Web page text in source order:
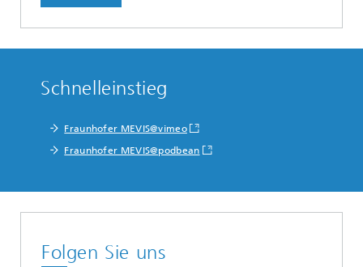
Schnelleinstieg
Fraunhofer MEVIS@vimeo
Fraunhofer MEVIS@podbean
Folgen Sie uns